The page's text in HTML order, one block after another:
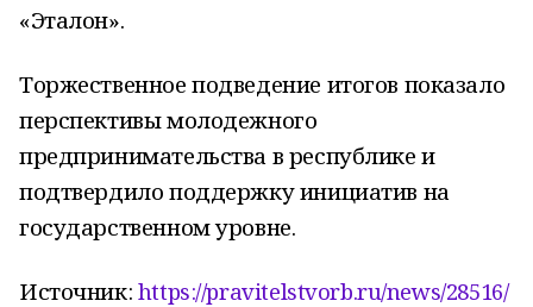
«Эталон».
Торжественное подведение итогов показало
перспективы молодежного
предпринимательства в республике и
подтвердило поддержку инициатив на
государственном уровне.
Источник: https://pravitelstvorb.ru/news/28516/